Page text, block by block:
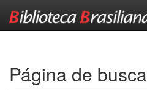
Página de busca